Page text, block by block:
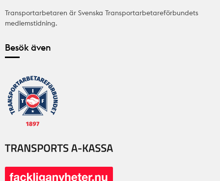
Transportarbetaren är Svenska Transportarbetareförbundets
medlemstidning.
Besök även